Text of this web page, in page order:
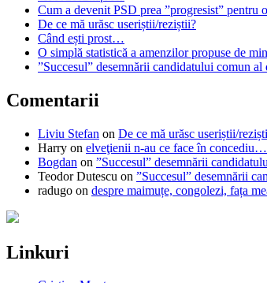
Cum a devenit PSD prea ”progresist” pentru
De ce mă urăsc useriștii/reziștii?
Când ești prost…
O simplă statistică a amenzilor propuse de
”Succesul” desemnării candidatului comun al
Comentarii
Liviu Stefan on De ce mă urăsc useriștii/
Harry on elveţienii n-au ce face în concediu…
Bogdan on ”Succesul” desemnării
Teodor Dutescu on ”Succesul” desemnării
radugo on despre maimuțe, congolezi, fața
Linkuri